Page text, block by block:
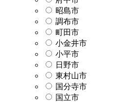
昭島市
調布市
町田市
小金井市
小平市
日野市
東村山市
国分寺市
国立市